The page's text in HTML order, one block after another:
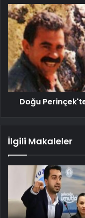
Doğu
İlgili Makaleler